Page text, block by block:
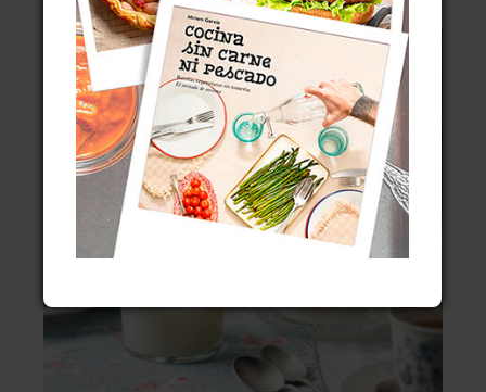
BRITÁNICO